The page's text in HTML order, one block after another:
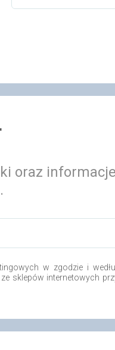
oraz
w zgodzie i
sklepów internetowych